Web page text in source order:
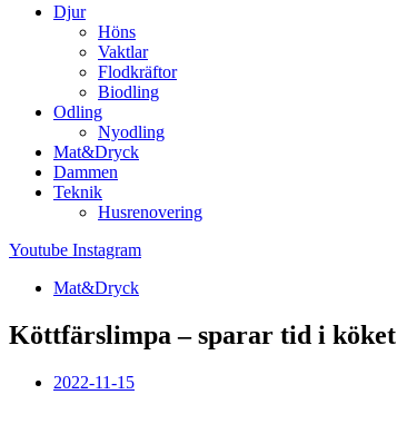
Djur
Höns
Vaktlar
Flodkräftor
Biodling
Odling
Nyodling
Mat&Dryck
Dammen
Teknik
Husrenovering
Youtube Instagram
Mat&Dryck
Köttfärslimpa – sparar tid i köket
2022-11-15